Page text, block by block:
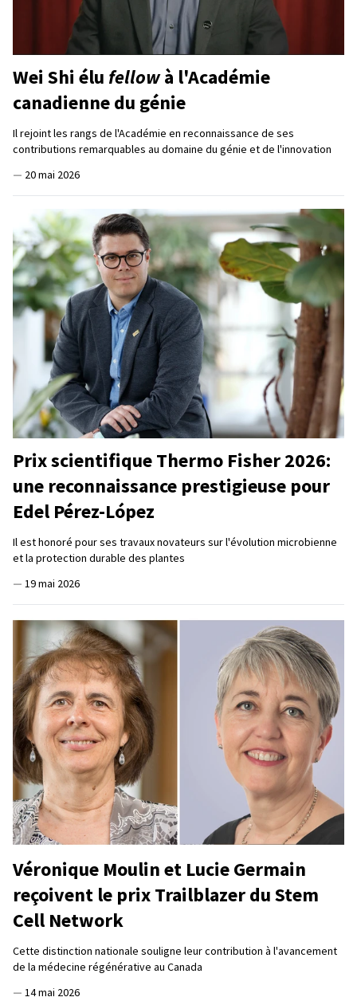
Wei Shi élu fellowà l'Académie
canadienne du génie
Il rejoint les rangs de l'Académie en reconnaissance de ses
contributions remarquables au domaine du génie et de l'innovation
— 20 mai 2026
Prix scientifique Thermo Fisher 2026:
une reconnaissance prestigieuse pour
Edel Pérez-López
Il est honoré pour ses travaux novateurs sur l'évolution microbienne
et la protection durable des plantes
— 19 mai 2026
Véronique Moulin et Lucie Germain
reçoivent le prix Trailblazer du Stem
Cell Network
Cette distinction nationale souligne leur contribution à l'avancement
de la médecine régénérative au Canada
— 14 mai 2026